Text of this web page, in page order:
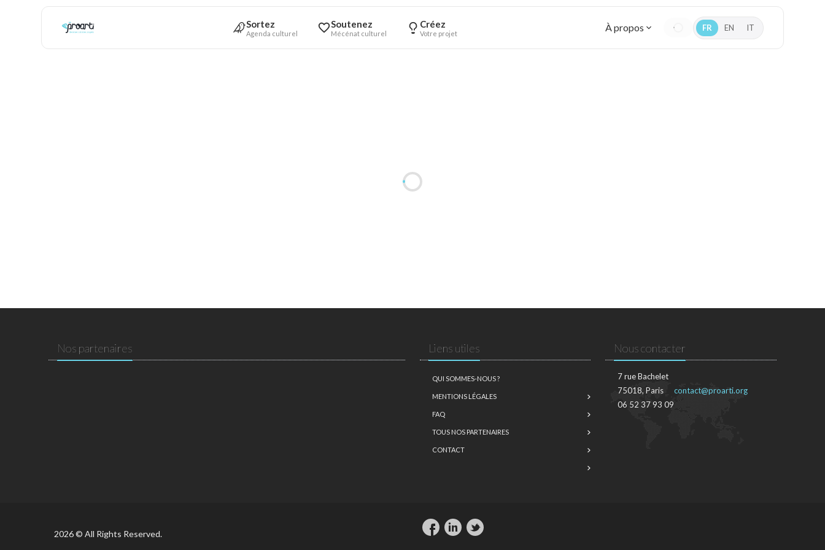
Sortez
Agenda culturel
Soutenez
Mécénat culturel
Créez
Votre projet À propos FR EN IT
Nos partenaires Liens utiles
QUI SOMMES-NOUS ?
MENTIONS LÉGALES
FAQ
TOUS NOS PARTENAIRES
CONTACT
Nous contacter
7 rue Bachelet
75018, Paris
06 52 37 93 09
contact@proarti.org
2026 © All Rights Reserved.